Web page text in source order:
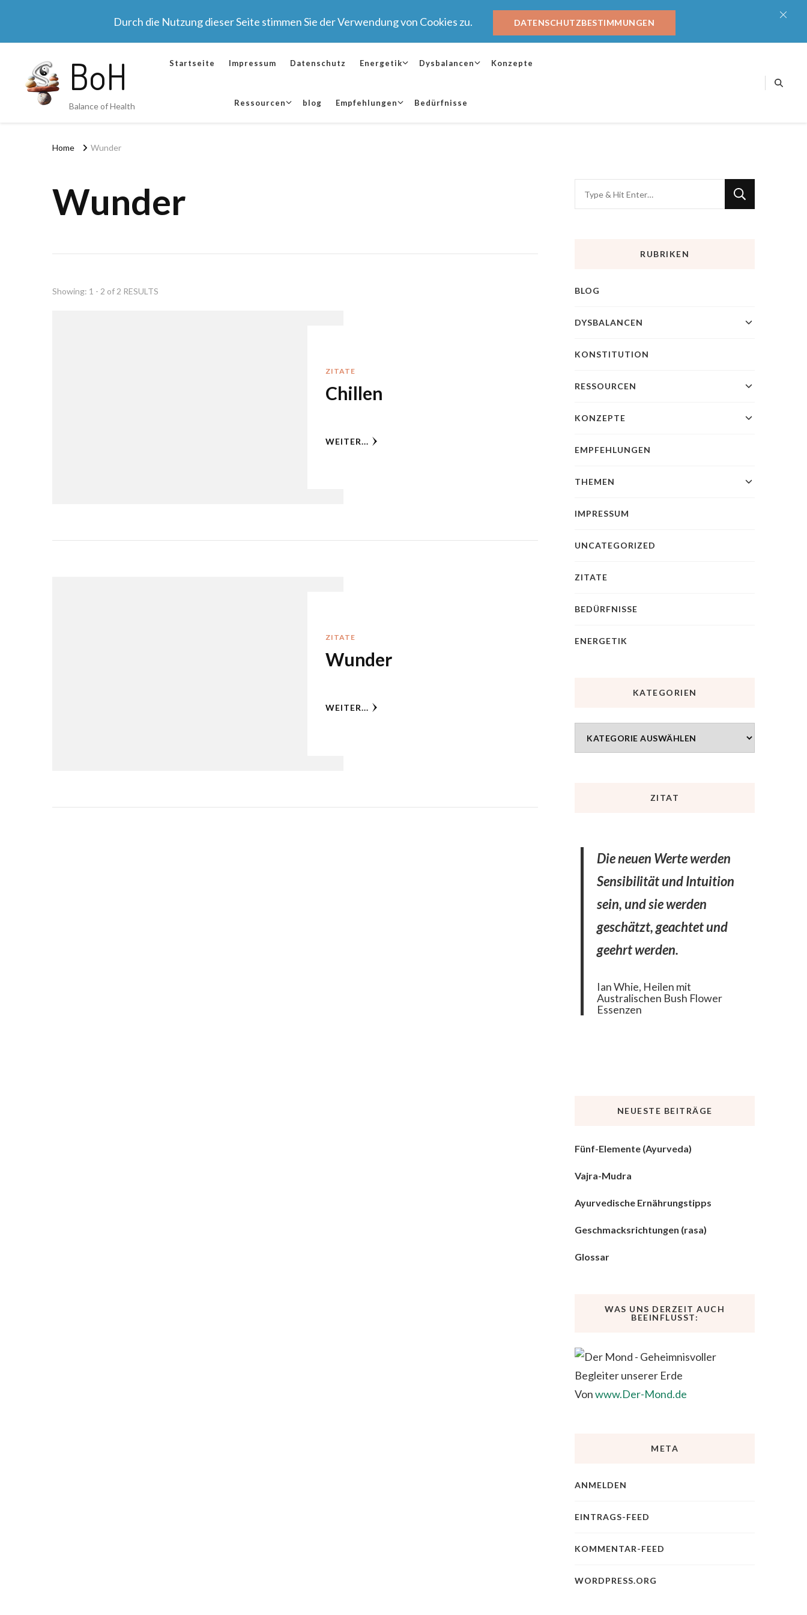
Durch die Nutzung dieser Seite stimmen Sie der Verwendung von Cookies zu. DATENSCHUTZBESTIMMUNGEN
BoH
Balance of Health
Startseite Impressum Datenschutz Energetik Dysbalancen Konzepte
Ressourcen blog Empfehlungen Bedürfnisse
Home Wunder
Wunder
Showing: 1 - 2 of 2 RESULTS
ZITATE
Chillen
WEITER...
ZITATE
Wunder
WEITER...
RUBRIKEN
BLOG
DYSBALANCEN
KONSTITUTION
RESSOURCEN
KONZEPTE
EMPFEHLUNGEN
THEMEN
IMPRESSUM
UNCATEGORIZED
ZITATE
BEDÜRFNISSE
ENERGETIK
KATEGORIEN
ZITAT
Die neuen Werte werden
Sensibilität und Intuition
sein, und sie werden
geschätzt, geachtet und
geehrt werden.
Ian Whie, Heilen mit
Australischen Bush Flower
Essenzen
NEUESTE BEITRÄGE
Fünf-Elemente (Ayurveda)
Vajra-Mudra
Ayurvedische Ernährungstipps
Geschmacksrichtungen (rasa)
Glossar
WAS UNS DERZEIT AUCH
BEEINFLUSST:
Vonwww.Der-Mond.de
META
ANMELDEN
EINTRAGS-FEED
KOMMENTAR-FEED
WORDPRESS.ORG